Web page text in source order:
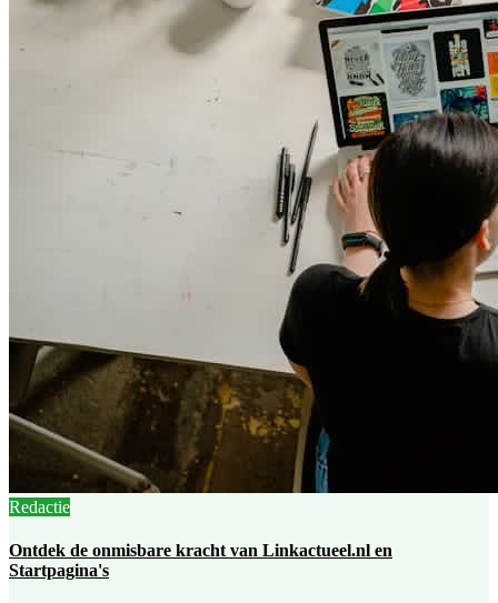
Redactie
Ontdek de onmisbare kracht van Linkactueel.nl en
Startpagina's